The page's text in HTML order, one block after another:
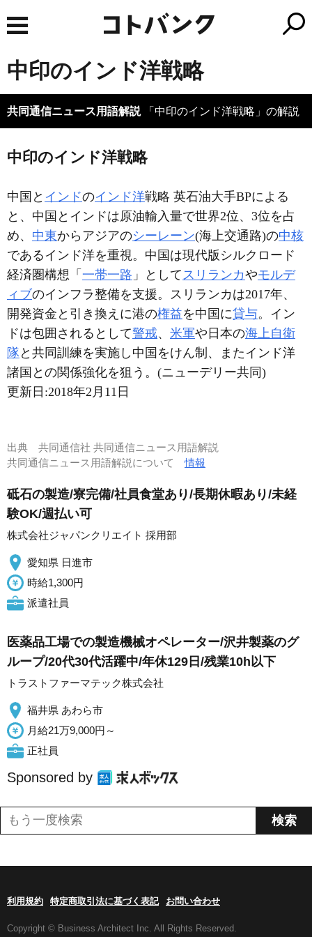
中印のインド洋戦略
共同通信ニュース用語解説「中印のインド洋戦略」の解説
中印のインド洋戦略
中国と インドのインド洋戦略 英石油大手BPによる
と、中国とインドは原油輸入量で世界2位、3位を占
め、 中東からアジアのシーレーン(海上交通路)の中核
であるインド洋を重視。中国は現代版シルクロード
経済圏構想「 一帯一路 」としてスリランカやモルデ
ィブのインフラ整備を支援。スリランカは2017年、
開発資金と引き換えに港の権益を中国に貸与。イン
ドは包囲されるとして警戒、 米軍や日本の海上自衛
隊 と共同訓練を実施し中国をけん制、またインド洋
諸国との関係強化を狙う。(ニューデリー共同)
更新日:2018年2月11日
出典 共同通信社 共同通信ニュース用語解説
共同通信ニュース用語解説について情報
砥石の製造/寮完備/社員食堂あり/長期休暇あり/未経
験OK/週払い可
株式会社ジャパンクリエイト 採用部
愛知県 日進市
時給1,300円
派遣社員
医薬品工場での製造機械オペレーター/沢井製薬のグ
ループ/20代30代活躍中/年休129日/残業10h以下
トラストファーマテック株式会社
福井県 あわら市
月給21万9,000円～
正社員
Sponsored by
利用規約 特定商取引法に基づく表記 お問い合わせ
Copyright © Business Architect Inc. All Rights Reserved.